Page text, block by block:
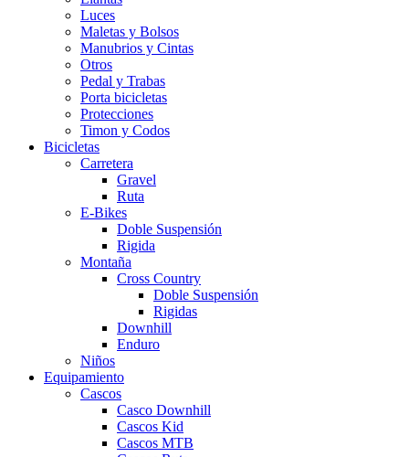
Luces
Maletas y Bolsos
Manubrios y Cintas
Otros
Pedal y Trabas
Porta bicicletas
Protecciones
Timon y Codos
Bicicletas
Carretera
Gravel
Ruta
E-Bikes
Doble Suspensión
Rigida
Montaña
Cross Country
Doble Suspensión
Rigidas
Downhill
Enduro
Niños
Equipamiento
Cascos
Casco Downhill
Cascos Kid
Cascos MTB